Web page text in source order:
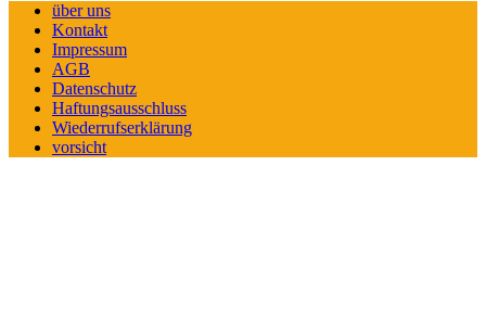
über uns
Kontakt
Impressum
AGB
Datenschutz
Haftungsausschluss
Wiederrufserklärung
vorsicht